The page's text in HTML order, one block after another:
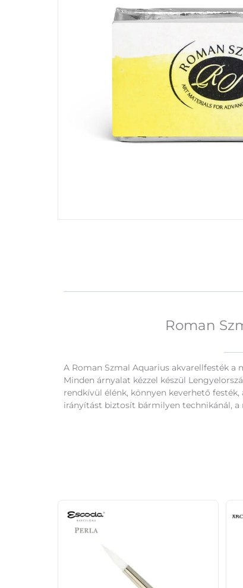
Roman
A Roman Szmal Aquarius akvarellfesték a
Minden árnyalat kézzel készül
rendkívül élénk, könnyen keverhető
irányítást biztosít bármilyen technikánál, a